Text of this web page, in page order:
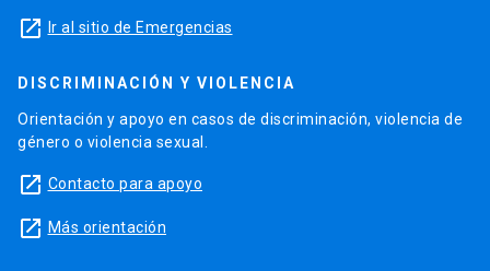
launch Ir al sitio de Emergencias
DISCRIMINACIÓN Y VIOLENCIA
Orientación y apoyo en casos de discriminación, violencia de
género o violencia sexual.
launch Contacto para apoyo
launch Más orientación